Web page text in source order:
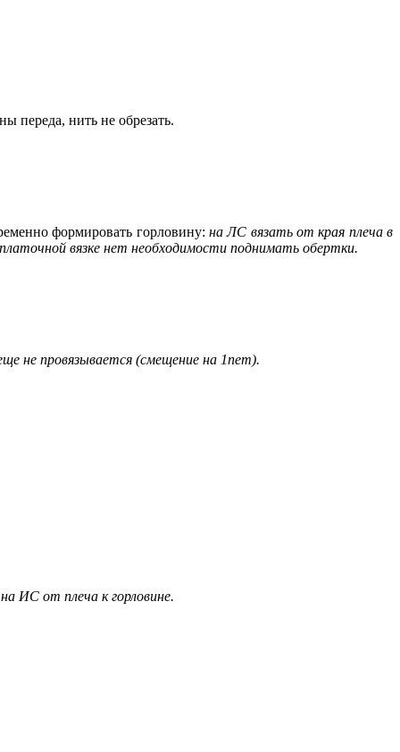
переда, нить не обрезать.
формировать горловину: на ЛС вязать от края плеча в
вязке нет необходимости поднимать обертки.
не провязывается (смещение на 1пет).
ИС от плеча к горловине.